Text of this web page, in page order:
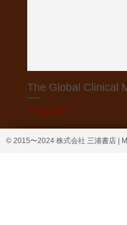
The Global Clinical
価格
￥41,140
© 2015〜2024 株式会社 三浦書店 |